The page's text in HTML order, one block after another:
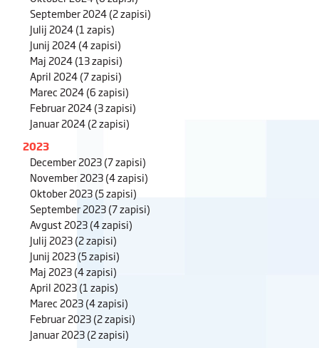
September 2024(2 zapisi)
Julij 2024(1 zapis)
Junij 2024(4 zapisi)
Maj 2024(13 zapisi)
April 2024(7 zapisi)
Marec 2024(6 zapisi)
Februar 2024(3 zapisi)
Januar 2024(2 zapisi)
2023
December 2023(7 zapisi)
November 2023(4 zapisi)
Oktober 2023(5 zapisi)
September 2023(7 zapisi)
Avgust 2023(4 zapisi)
Julij 2023(2 zapisi)
Junij 2023(5 zapisi)
Maj 2023(4 zapisi)
April 2023(1 zapis)
Marec 2023(4 zapisi)
Februar 2023(2 zapisi)
Januar 2023(2 zapisi)